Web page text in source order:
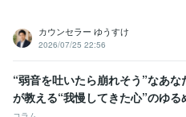
カウンセラー ゆうすけ
2026/07/25 22:56
“弱音を吐いたら崩れそう”なあな
が教える“我慢してきた心”のゆる